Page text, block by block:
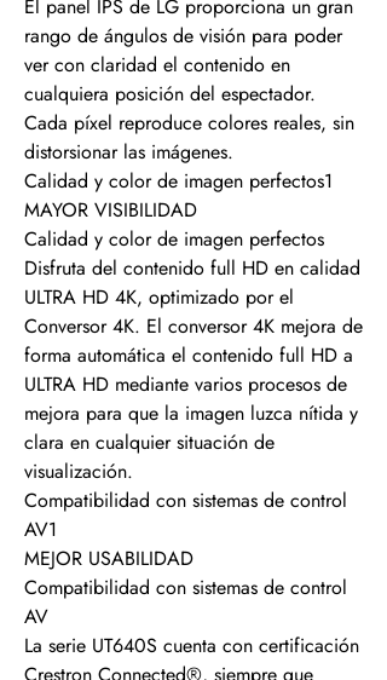
El panel IPS de LG proporciona un gran
rango de ángulos de visión para poder
ver con claridad el contenido en
cualquiera posición del espectador.
Cada píxel reproduce colores reales, sin
distorsionar las imágenes.
Calidad y color de imagen perfectos1
MAYOR VISIBILIDAD
Calidad y color de imagen perfectos
Disfruta del contenido full HD en calidad
ULTRA HD 4K, optimizado por el
Conversor 4K. El conversor 4K mejora de
forma automática el contenido full HD a
ULTRA HD mediante varios procesos de
mejora para que la imagen luzca nítida y
clara en cualquier situación de
visualización.
Compatibilidad con sistemas de control
AV1
MEJOR USABILIDAD
Compatibilidad con sistemas de control
AV
La serie UT640S cuenta con certificación